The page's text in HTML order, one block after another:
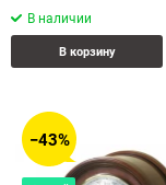
В наличии
В корзину
−43%